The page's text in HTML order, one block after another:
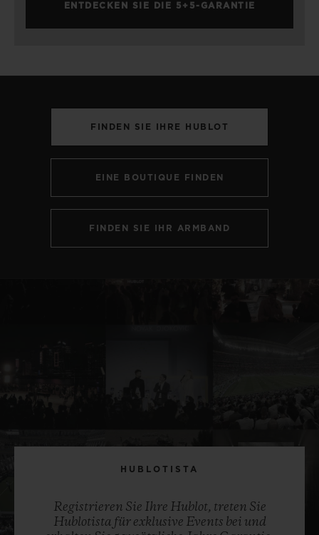
ENTDECKEN SIE DIE 5+5-GARANTIE
FINDEN SIE IHRE HUBLOT
EINE BOUTIQUE FINDEN
FINDEN SIE IHR ARMBAND
HUBLOTISTA
Registrieren Sie Ihre Hublot, treten Sie
Hublotista für exklusive Events bei und